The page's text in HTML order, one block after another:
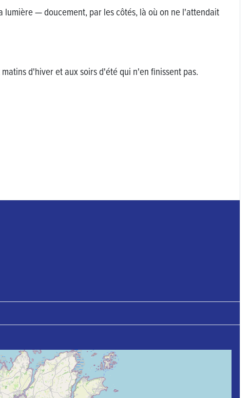
lumière — doucement, par les côtés, là où on ne l'attendait
d'hiver et aux soirs d'été qui n'en finissent pas.